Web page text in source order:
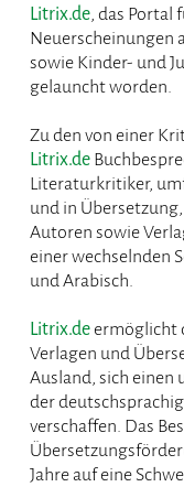
Litrix.de, das Portal
Neuerscheinungen
sowie Kinder- und
gelauncht worden.
Zu den von einer
Litrix.de
Literaturkritiker,
und in
Autoren sowie
einer wechselnden
und Arabisch.
Litrix.deermöglicht
Verlagen und
Ausland, sich einen
der
verschaffen. Das
Jahre auf eine